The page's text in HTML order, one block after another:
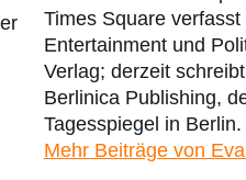
Times Square
Entertainment und
Verlag; derzeit
Berlinica Publishing,
Tagesspiegel in Berlin.
Mehr Beiträge von